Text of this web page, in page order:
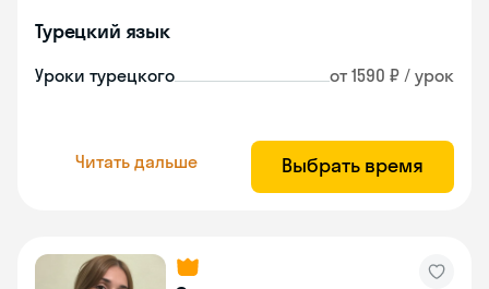
Турецкий язык
Уроки турецкого от 1590 ₽ / урок
Читать дальше Выбрать время